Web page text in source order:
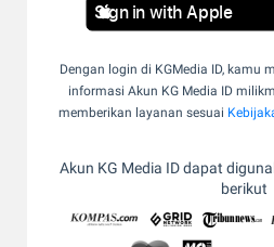
Sign in with Apple
Dengan login di KGMedia ID, kamu
informasi Akun KG Media ID
memberikan layanan sesuai
Akun KG Media ID dapat
berikut